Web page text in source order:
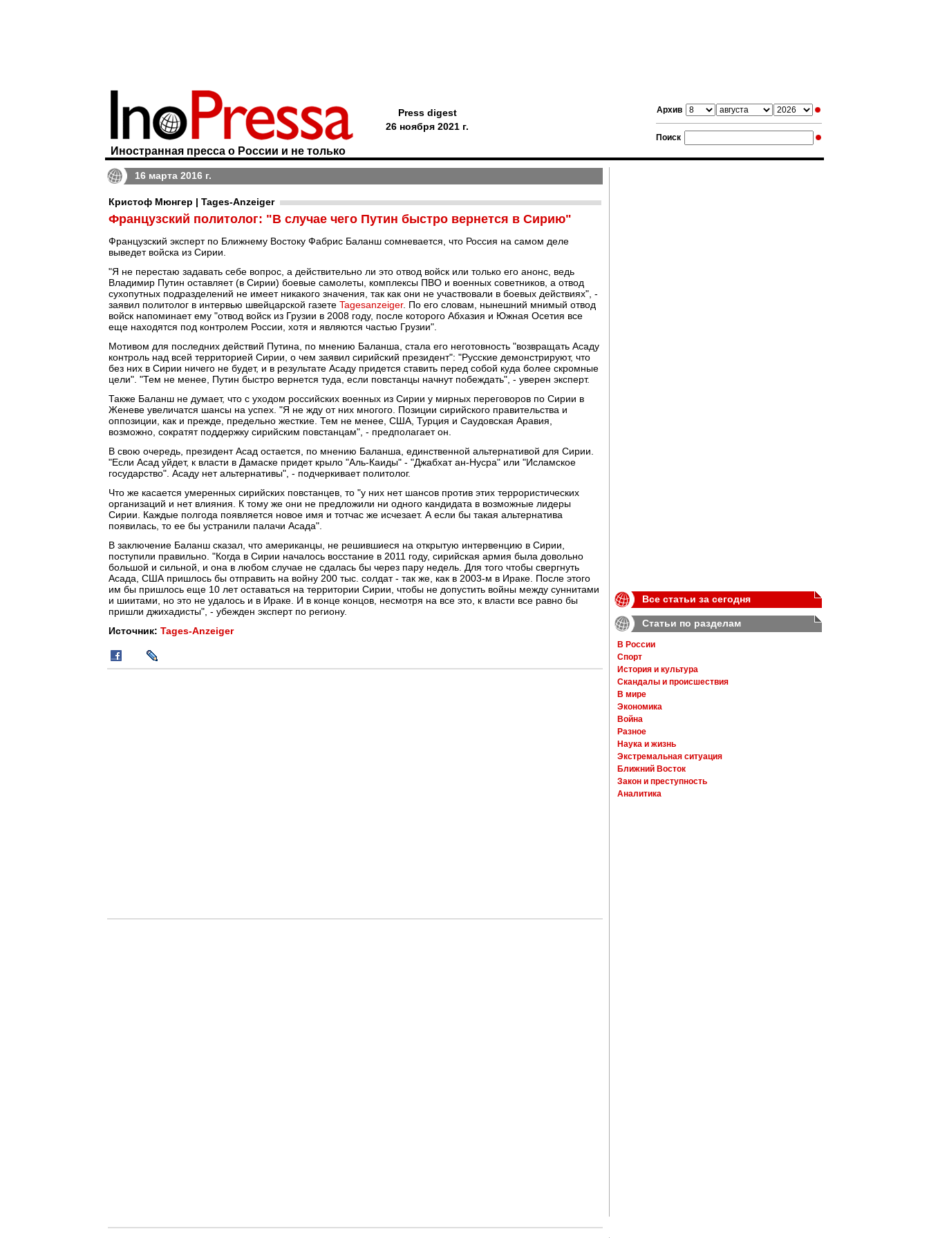
Архив
Поиск
Иностранная пресса о России и не только
Press digest
26 ноября 2021 г.
16 марта 2016 г.
Кристоф Мюнгер | Tages-Anzeiger
Французский политолог: "В случае чего Путин быстро вернется в Сирию"
Французский эксперт по Ближнему Востоку Фабрис Баланш сомневается, что Россия на самом деле
выведет войска из Сирии.
"Я не перестаю задавать себе вопрос, а действительно ли это отвод войск или только его анонс, ведь
Владимир Путин оставляет (в Сирии) боевые самолеты, комплексы ПВО и военных советников, а отвод
сухопутных подразделений не имеет никакого значения, так как они не участвовали в боевых действиях", -
заявил политолог в интервью швейцарской газете Tagesanzeiger. По его словам, нынешний мнимый отвод
войск напоминает ему "отвод войск из Грузии в 2008 году, после которого Абхазия и Южная Осетия все
еще находятся под контролем России, хотя и являются частью Грузии".
Мотивом для последних действий Путина, по мнению Баланша, стала его неготовность "возвращать Асаду
контроль над всей территорией Сирии, о чем заявил сирийский президент": "Русские демонстрируют, что
без них в Сирии ничего не будет, и в результате Асаду придется ставить перед собой куда более скромные
цели". "Тем не менее, Путин быстро вернется туда, если повстанцы начнут побеждать", - уверен эксперт.
Также Баланш не думает, что с уходом российских военных из Сирии у мирных переговоров по Сирии в
Женеве увеличатся шансы на успех. "Я не жду от них многого. Позиции сирийского правительства и
оппозиции, как и прежде, предельно жесткие. Тем не менее, США, Турция и Саудовская Аравия,
возможно, сократят поддержку сирийским повстанцам", - предполагает он.
В свою очередь, президент Асад остается, по мнению Баланша, единственной альтернативой для Сирии.
"Если Асад уйдет, к власти в Дамаске придет крыло "Аль-Каиды" - "Джабхат ан-Нусра" или "Исламское
государство". Асаду нет альтернативы", - подчеркивает политолог.
Что же касается умеренных сирийских повстанцев, то "у них нет шансов против этих террористических
организаций и нет влияния. К тому же они не предложили ни одного кандидата в возможные лидеры
Сирии. Каждые полгода появляется новое имя и тотчас же исчезает. А если бы такая альтернатива
появилась, то ее бы устранили палачи Асада".
В заключение Баланш сказал, что американцы, не решившиеся на открытую интервенцию в Сирии,
поступили правильно. "Когда в Сирии началось восстание в 2011 году, сирийская армия была довольно
большой и сильной, и она в любом случае не сдалась бы через пару недель. Для того чтобы свергнуть
Асада, США пришлось бы отправить на войну 200 тыс. солдат - так же, как в 2003-м в Ираке. После этого
им бы пришлось еще 10 лет оставаться на территории Сирии, чтобы не допустить войны между суннитами
и шиитами, но это не удалось и в Ираке. И в конце концов, несмотря на все это, к власти все равно бы
пришли джихадисты", - убежден эксперт по региону.
Источник: Tages-Anzeiger
Все статьи за сегодня
Статьи по разделам
В России
Спорт
История и культура
Скандалы и происшествия
В мире
Экономика
Война
Разное
Наука и жизнь
Экстремальная ситуация
Ближний Восток
Закон и преступность
Аналитика